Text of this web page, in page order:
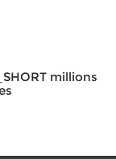
millions